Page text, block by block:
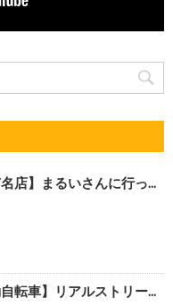
店】まるいさんに行っ...
転車】リアルストリー...